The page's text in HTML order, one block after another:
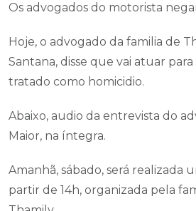
Os advogados do motorista
Hoje, o advogado da familia de
Santana, disse que vai atuar para
tratado como homicidio.
Abaixo, audio da entrevista do
Maior, na íntegra.
Amanhã, sábado, será realizada
partir de 14h, organizada pela